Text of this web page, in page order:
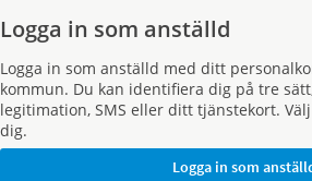
Logga in som anställd
Logga in som anställd med ditt
kommun. Du kan identifiera dig på tre
legitimation, SMS eller ditt tjänstekort.
dig.